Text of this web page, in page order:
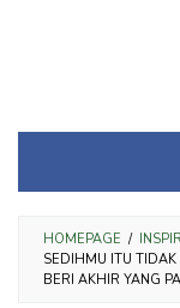
HOMEPAGE /
SEDIHMU ITU
BERI AKHIR YANG